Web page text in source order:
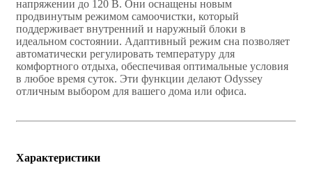
напряжении до 120 В. Они оснащены новым
продвинутым режимом самоочистки, который
поддерживает внутренний и наружный блоки в
идеальном состоянии. Адаптивный режим сна позволяет
автоматически регулировать температуру для
комфортного отдыха, обеспечивая оптимальные условия
в любое время суток. Эти функции делают Odyssey
отличным выбором для вашего дома или офиса.
Характеристики